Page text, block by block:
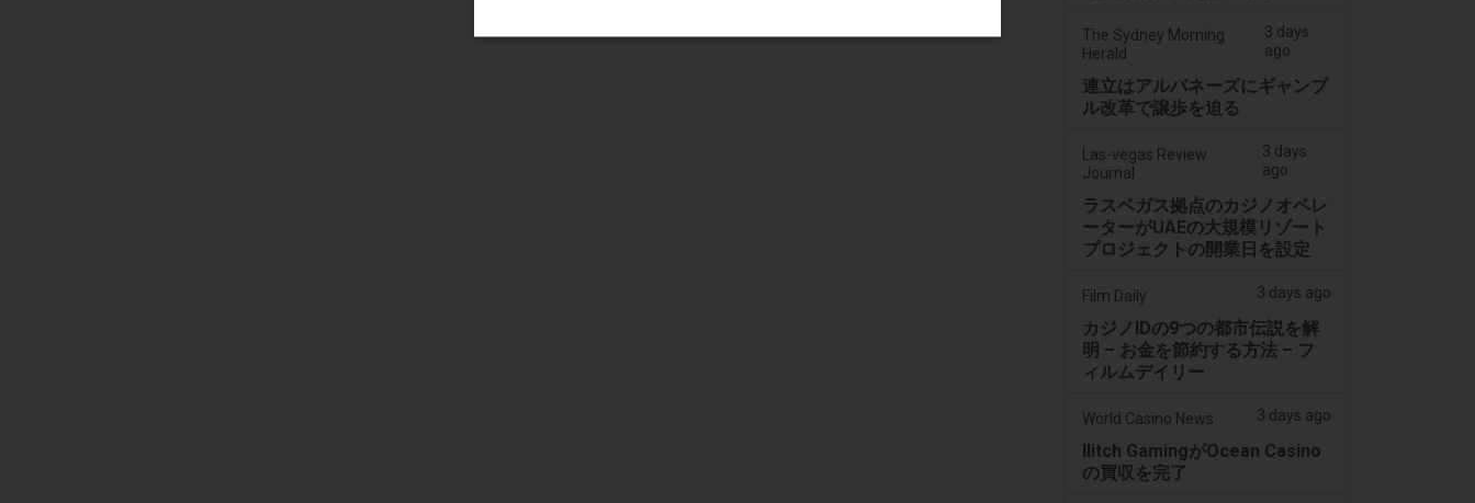
The Sydney Morning
Herald
3 days
ago
連立はアルバネーズにギャンブ
ル改革で譲歩を迫る
Las-vegas Review
Journal
3 days
ago
ラスベガス拠点のカジノオペレ
ーターがUAEの大規模リゾート
プロジェクトの開業日を設定
Film Daily 3 days ago
カジノIDの9つの都市伝説を解
明 – お金を節約する方法 – フ
ィルムデイリー
World Casino News 3 days ago
Ilitch GamingがOcean Casino
の買収を完了